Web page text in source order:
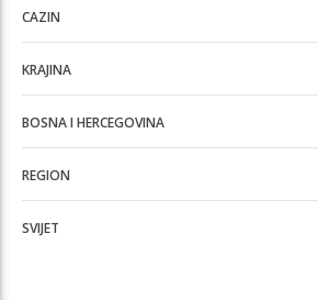
CAZIN
KRAJINA
BOSNA I HERCEGOVINA
REGION
SVIJET